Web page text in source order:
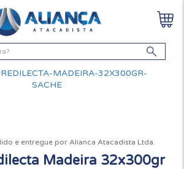
e entregue por Alianca Atacadista Ltda.
Madeira 32x300gr